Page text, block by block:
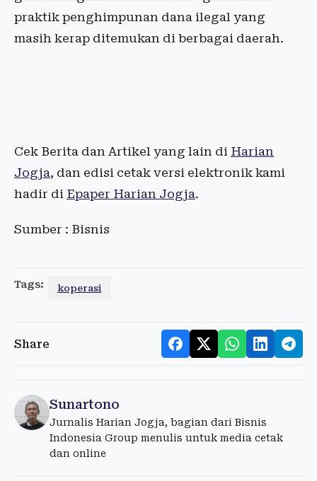
praktik penghimpunan dana ilegal yang
masih kerap ditemukan di berbagai daerah.
Cek Berita dan Artikel yang lain di Harian
Jogja, dan edisi cetak versi elektronik kami
hadir di Epaper Harian Jogja.
Sumber : Bisnis
Tags: koperasi
Share
Sunartono
Jurnalis Harian Jogja, bagian dari Bisnis
Indonesia Group menulis untuk media cetak
dan online